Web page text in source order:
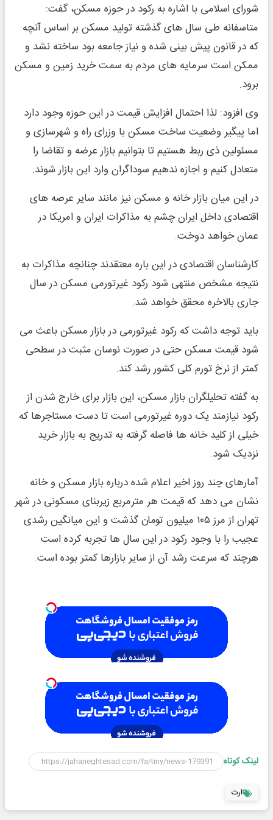
شورای اسلامی با اشاره به رکود در حوزه مسکن، گفت:
متاسفانه طی سال های گذشته تولید مسکن بر اساس آنچه
که در قانون پیش بینی شده و نیاز جامعه بود ساخته نشد و
ممکن است سرمایه های مردم به سمت خرید زمین و مسکن
برود.
وی افزود: لذا احتمال افزایش قیمت در این حوزه وجود دارد
اما پیگیر وضعیت ساخت مسکن با وزرای راه و شهرسازی و
مسئولین ذی ربط هستیم تا بتوانیم بازار عرضه و تقاضا را
متعادل کنیم و اجازه ندهیم سوداگران وارد این بازار شوند.
در این میان بازار خانه و مسکن نیز مانند سایر عرصه های
اقتصادی داخل ایران چشم به مذاکرات ایران و امریکا در
عمان خواهد دوخت.
کارشناسان اقتصادی در این باره معتقدند چنانچه مذاکرات به
نتیجه مشخص منتهی شود رکود غیرتورمی مسکن در سال
جاری بالاخره محقق خواهد شد.
باید توجه داشت که رکود غیرتورمی در بازار مسکن باعث می
شود قیمت مسکن حتی در صورت نوسان مثبت در سطحی
کمتر از نرخ تورم کلی کشور رشد کند.
به گفته تحلیلگران بازار مسکن، این بازار برای خارج شدن از
رکود نیازمند یک دوره غیرتورمی است تا دست مستاجرها که
خیلی از کلید خانه ها فاصله گرفته به تدریج به بازار خرید
نزدیک شود.
آمارهای چند روز اخیر اعلام شده درباره بازار مسکن و خانه
نشان می دهد که قیمت هر مترمربع زیربنای مسکونی در شهر
تهران از مرز ۱۰۵ میلیون تومان گذشت و این میانگین رشدی
عجیب را با وجود رکود در این سال ها تجربه کرده است
هرچند که سرعت رشد آن از سایر بازارها کمتر بوده است.
لینک کوتاه
ارث